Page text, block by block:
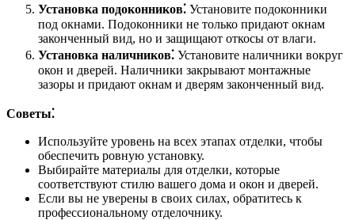
Установка подоконников⁚ Установите подоконники
под окнами. Подоконники не только придают окнам
законченный вид, но и защищают откосы от влаги.
Установка наличников⁚ Установите наличники вокруг
окон и дверей. Наличники закрывают монтажные
зазоры и придают окнам и дверям законченный вид.
Советы⁚
Используйте уровень на всех этапах отделки, чтобы
обеспечить ровную установку.
Выбирайте материалы для отделки, которые
соответствуют стилю вашего дома и окон и дверей.
Если вы не уверены в своих силах, обратитесь к
профессиональному отделочнику.